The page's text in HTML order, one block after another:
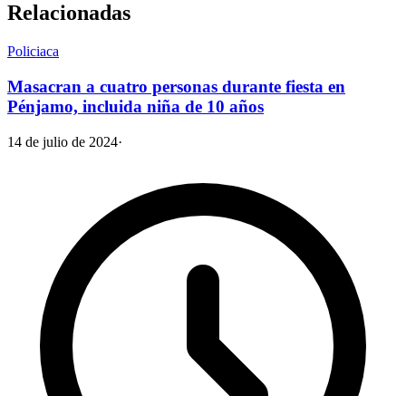
Relacionadas
Policiaca
Masacran a cuatro personas durante fiesta en
Pénjamo, incluida niña de 10 años
14 de julio de 2024·